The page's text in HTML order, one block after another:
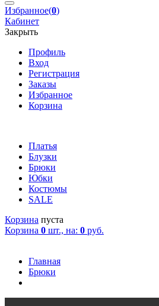
Избранное(0)
Кабинет
Закрыть
Профиль
Вход
Регистрация
Заказы
Избранное
Корзина
Платья
Блузки
Брюки
Юбки
Костюмы
SALE
Корзина пуста
Корзина 0 шт., на: 0 руб.
Главная
Брюки